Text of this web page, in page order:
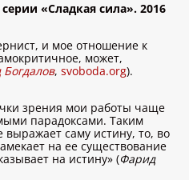
«Сладкая сила». 2016
и мое отношение к
может,
, svoboda.org).
зрения мои работы чаще
парадоксами. Таким
выражает саму истину, то, во
на ее существование
на истину» (Фарид